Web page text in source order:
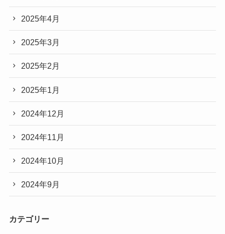
2025年4月
2025年3月
2025年2月
2025年1月
2024年12月
2024年11月
2024年10月
2024年9月
カテゴリー